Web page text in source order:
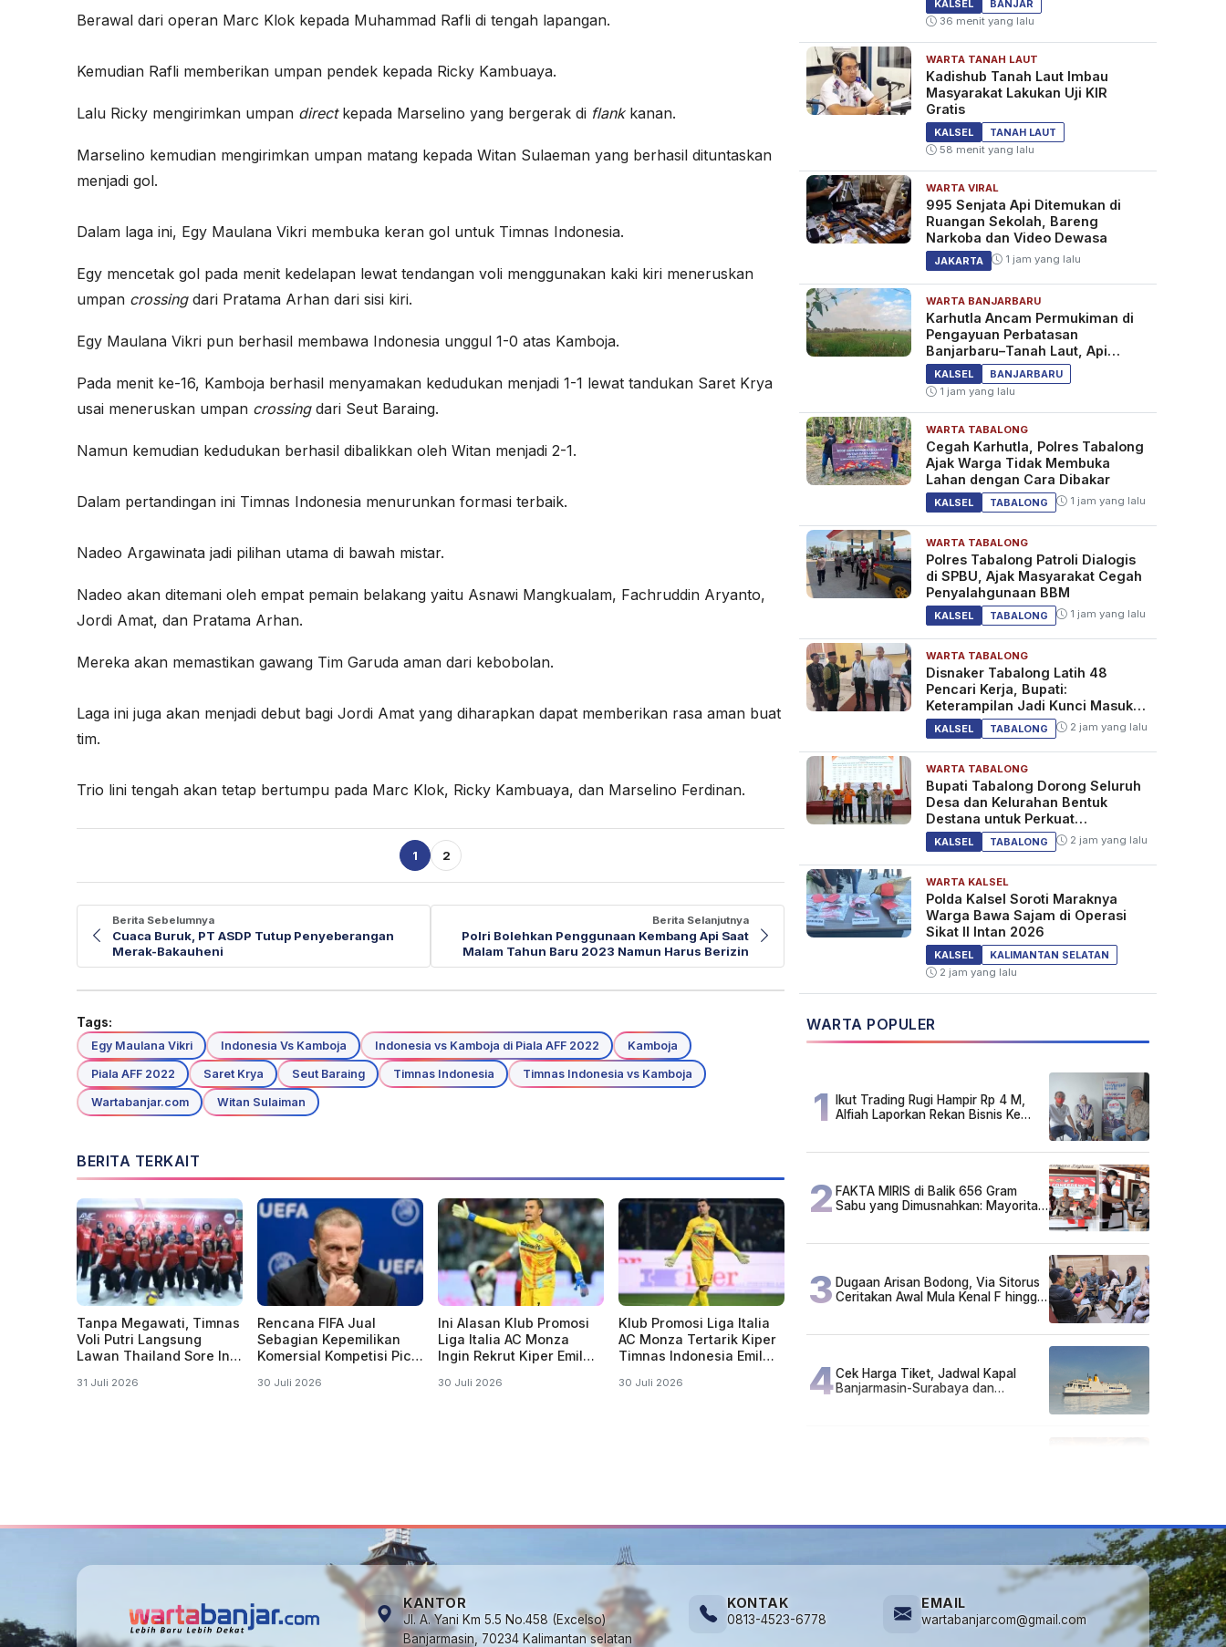
Berawal dari operan Marc Klok kepada Muhammad Rafli di tengah lapangan.
Kemudian Rafli memberikan umpan pendek kepada Ricky Kambuaya.
Lalu Ricky mengirimkan umpan directkepada Marselino yang bergerak di flankkanan.
Marselino kemudian mengirimkan umpan matang kepada Witan Sulaeman yang berhasil dituntaskan
menjadi gol.
Dalam laga ini, Egy Maulana Vikri membuka keran gol untuk Timnas Indonesia.
Egy mencetak gol pada menit kedelapan lewat tendangan voli menggunakan kaki kiri meneruskan
umpan crossingdari Pratama Arhan dari sisi kiri.
Egy Maulana Vikri pun berhasil membawa Indonesia unggul 1-0 atas Kamboja.
Pada menit ke-16, Kamboja berhasil menyamakan kedudukan menjadi 1-1 lewat tandukan Saret Krya
usai meneruskan umpan crossingdari Seut Baraing.
Namun kemudian kedudukan berhasil dibalikkan oleh Witan menjadi 2-1.
Dalam pertandingan ini Timnas Indonesia menurunkan formasi terbaik.
Nadeo Argawinata jadi pilihan utama di bawah mistar.
Nadeo akan ditemani oleh empat pemain belakang yaitu Asnawi Mangkualam, Fachruddin Aryanto,
Jordi Amat, dan Pratama Arhan.
Mereka akan memastikan gawang Tim Garuda aman dari kebobolan.
Laga ini juga akan menjadi debut bagi Jordi Amat yang diharapkan dapat memberikan rasa aman buat
tim.
Trio lini tengah akan tetap bertumpu pada Marc Klok, Ricky Kambuaya, dan Marselino Ferdinan.
1 2
Berita Sebelumnya
Cuaca Buruk, PT ASDP Tutup Penyeberangan
Merak-Bakauheni
Berita Selanjutnya
Polri Bolehkan Penggunaan Kembang Api Saat
Malam Tahun Baru 2023 Namun Harus Berizin
Tags:
Egy Maulana Vikri Indonesia Vs Kamboja Indonesia vs Kamboja di Piala AFF 2022 Kamboja
Piala AFF 2022 Saret Krya Seut Baraing Timnas Indonesia Timnas Indonesia vs Kamboja
Wartabanjar.com Witan Sulaiman
BERITA TERKAIT
Tanpa Megawati, Timnas
Voli Putri Langsung
Lawan Thailand Sore Ini
31 Juli 2026
Rencana FIFA Jual
Sebagian Kepemilikan
Komersial Kompetisi Picu
30 Juli 2026
Ini Alasan Klub Promosi
Liga Italia AC Monza
Ingin Rekrut Kiper Emil
30 Juli 2026
Klub Promosi Liga Italia
AC Monza Tertarik Kiper
Timnas Indonesia Emil
30 Juli 2026
KALSEL
BANJAR
36 menit yang lalu
WARTA TANAH LAUT
Kadishub Tanah Laut Imbau
Masyarakat Lakukan Uji KIR
Gratis
KALSEL
TANAH LAUT
58 menit yang lalu
WARTA VIRAL
995 Senjata Api Ditemukan di
Ruangan Sekolah, Bareng
Narkoba dan Video Dewasa
JAKARTA 1 jam yang lalu
WARTA BANJARBARU
Karhutla Ancam Permukiman di
Pengayuan Perbatasan
Banjarbaru–Tanah Laut, Api
Padam Setelah 8 Jam
KALSEL
BANJARBARU
1 jam yang lalu
WARTA TABALONG
Cegah Karhutla, Polres Tabalong
Ajak Warga Tidak Membuka
Lahan dengan Cara Dibakar
KALSEL TABALONG 1 jam yang lalu
WARTA TABALONG
Polres Tabalong Patroli Dialogis
di SPBU, Ajak Masyarakat Cegah
Penyalahgunaan BBM
KALSEL TABALONG 1 jam yang lalu
WARTA TABALONG
Disnaker Tabalong Latih 48
Pencari Kerja, Bupati:
Keterampilan Jadi Kunci Masuk
Dunia Kerja
KALSEL TABALONG 2 jam yang lalu
WARTA TABALONG
Bupati Tabalong Dorong Seluruh
Desa dan Kelurahan Bentuk
Destana untuk Perkuat
Kesiapsiagaan Bencana
KALSEL TABALONG 2 jam yang lalu
WARTA KALSEL
Polda Kalsel Soroti Maraknya
Warga Bawa Sajam di Operasi
Sikat II Intan 2026
KALSEL
KALIMANTAN SELATAN
2 jam yang lalu
WARTA POPULER
1 Ikut Trading Rugi Hampir Rp 4 M,
Alfiah Laporkan Rekan Bisnis Ke
2 FAKTA MIRIS di Balik 656 Gram
Sabu yang Dimusnahkan: Mayoritas
3 Dugaan Arisan Bodong, Via Sitorus
Ceritakan Awal Mula Kenal F hingga
4Cek Harga Tiket, Jadwal Kapal
Banjarmasin-Surabaya dan
KANTOR
Jl. A. Yani Km 5.5 No.458 (Excelso)
Banjarmasin, 70234 Kalimantan selatan
KONTAK
0813-4523-6778
EMAIL
wartabanjarcom@gmail.com